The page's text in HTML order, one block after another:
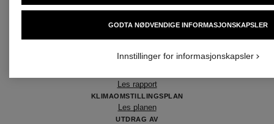
RETNINGSLINJER FOR
Les retningslinjene
RETNINGSLINJER FOR SOSIAL
Les retningslinjene
Les rapport
KLIMAOMSTILLINGSPLAN
Les planen
UTDRAG AV
GODTA NØDVENDIGE INFORMASJONSKAPSLER
Innstillinger for informasjonskapsler